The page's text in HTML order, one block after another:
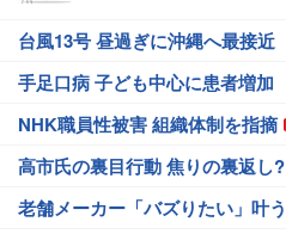
台風13号 昼過ぎに沖縄へ最接近
手足口病 子ども中心に患者増加
NHK職員性被害 組織体制を指摘
高市氏の裏目行動 焦りの裏返し?
老舗メーカー「バズりたい」叶う